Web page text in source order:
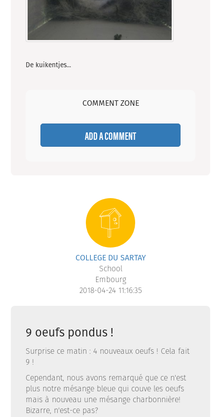
De kuikentjes...
COMMENT ZONE
ADD A COMMENT
COLLEGE DU SARTAY
School
Embourg
2018-04-24 11:16:35
9 oeufs pondus !
Surprise ce matin : 4 nouveaux oeufs ! Cela fait
9 !
Cependant, nous avons remarqué que ce n'est
plus notre mésange bleue qui couve les oeufs
mais à nouveau une mésange charbonnière!
Bizarre, n'est-ce pas?